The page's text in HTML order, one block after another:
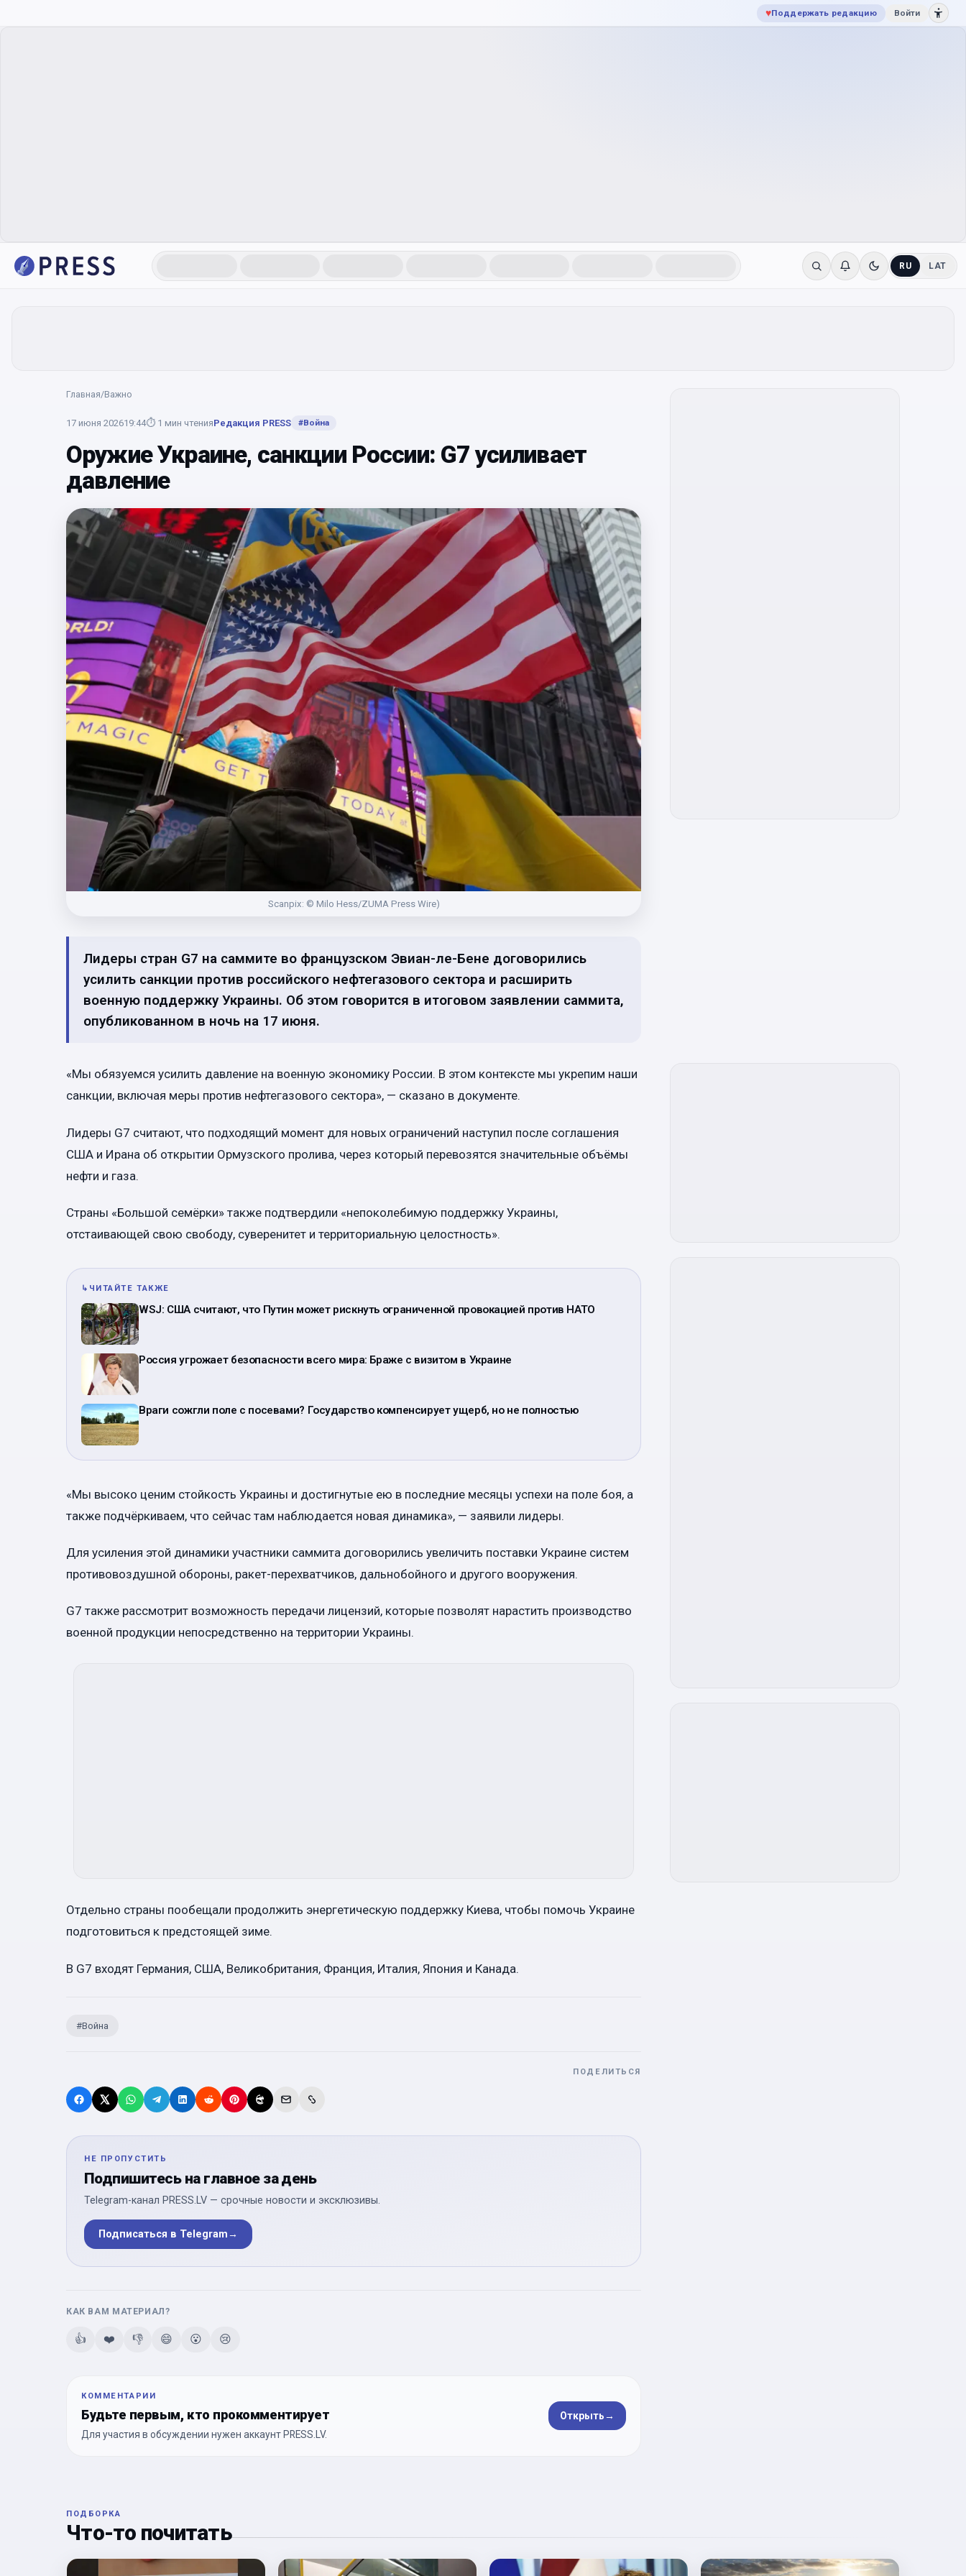
♥Поддержать редакцию Войти
RU LAT
Главная/Важно
17 июня 202619:44⏱ 1 мин чтенияРедакция PRESS #Война
Оружие Украине, санкции России: G7 усиливает
давление
Scanpix: © Milo Hess/ZUMA Press Wire)
Лидеры стран G7 на саммите во французском Эвиан-ле-Бене договорились
усилить санкции против российского нефтегазового сектора и расширить
военную поддержку Украины. Об этом говорится в итоговом заявлении саммита,
опубликованном в ночь на 17 июня.
«Мы обязуемся усилить давление на военную экономику России. В этом контексте мы укрепим наши
санкции, включая меры против нефтегазового сектора», — сказано в документе.
Лидеры G7 считают, что подходящий момент для новых ограничений наступил после соглашения
США и Ирана об открытии Ормузского пролива, через который перевозятся значительные объёмы
нефти и газа.
Страны «Большой семёрки» также подтвердили «непоколебимую поддержку Украины,
отстаивающей свою свободу, суверенитет и территориальную целостность».
↳ ЧИТАЙТЕ ТАКЖЕ
WSJ: США считают, что Путин может рискнуть ограниченной провокацией против НАТО
Россия угрожает безопасности всего мира: Браже с визитом в Украине
Враги сожгли поле с посевами? Государство компенсирует ущерб, но не полностью
«Мы высоко ценим стойкость Украины и достигнутые ею в последние месяцы успехи на поле боя, а
также подчёркиваем, что сейчас там наблюдается новая динамика», — заявили лидеры.
Для усиления этой динамики участники саммита договорились увеличить поставки Украине систем
противовоздушной обороны, ракет-перехватчиков, дальнобойного и другого вооружения.
G7 также рассмотрит возможность передачи лицензий, которые позволят нарастить производство
военной продукции непосредственно на территории Украины.
Отдельно страны пообещали продолжить энергетическую поддержку Киева, чтобы помочь Украине
подготовиться к предстоящей зиме.
В G7 входят Германия, США, Великобритания, Франция, Италия, Япония и Канада.
#Война
ПОДЕЛИТЬСЯ
НЕ ПРОПУСТИТЬ
Подпишитесь на главное за день
Telegram-канал PRESS.LV — срочные новости и эксклюзивы.
Подписаться в Telegram→
КАК ВАМ МАТЕРИАЛ?
👍 ❤️ 👎 😄 😮 😢
КОММЕНТАРИИ
Будьте первым, кто прокомментирует
Для участия в обсуждении нужен аккаунт PRESS.LV.
Открыть→
ПОДБОРКА
Что-то почитать